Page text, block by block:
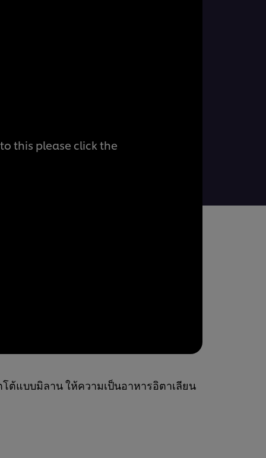
this please click the
ต้แบบมิลาน ให้ความเป็นอาหารอิตาเลียน